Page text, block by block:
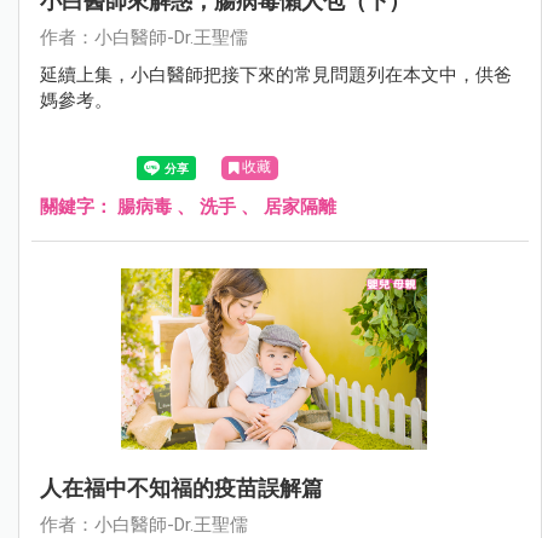
作者：小白醫師-Dr.王聖儒
延續上集，小白醫師把接下來的常見問題列在本文中，供爸
媽參考。
收藏
關鍵字： 腸病毒 、 洗手 、 居家隔離
人在福中不知福的疫苗誤解篇
作者：小白醫師-Dr.王聖儒